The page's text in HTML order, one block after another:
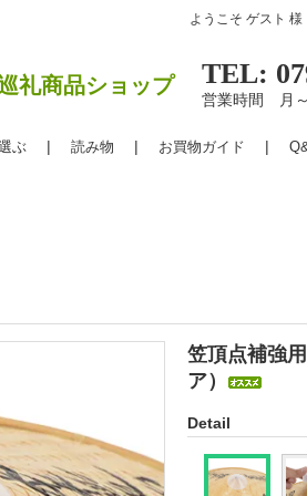
ようこそ ゲスト 様
礼商品ショップ TEL:
営業時間 月
ぶ 読み物 お買物ガイド
笠頂点補強
ア）
Detail